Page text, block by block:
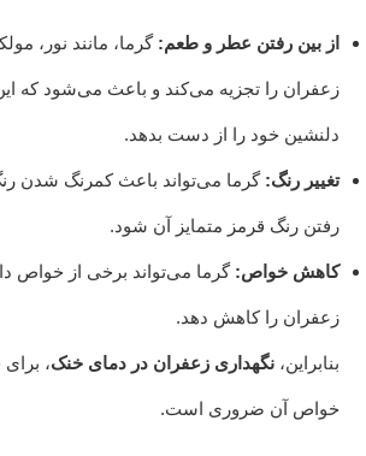
از بین رفتن عطر و طعم: گرما، مانند نور،
زعفران را تجزیه می‌کند و باعث می‌شود که
دلنشین خود را از دست بدهد.
تغییر رنگ: گرما می‌تواند باعث کمرنگ شدن
رفتن رنگ قرمز متمایز آن شود.
کاهش خواص: گرما می‌تواند برخی از خواص
زعفران را کاهش دهد.
بنابراین، نگهداری زعفران در دمای خنک،
خواص آن ضروری است.